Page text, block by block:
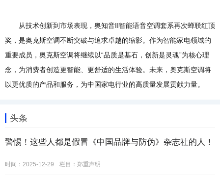
从技术创新到市场表现，奥知音II智能语音空调套系再次蝉联红顶
奖，是奥克斯空调不断突破与追求卓越的缩影。作为智能家电领域的
重要成员，奥克斯空调将继续以“品质是基石，创新是灵魂”为核心理
念，为消费者创造更智能、更舒适的生活体验。未来，奥克斯空调将
以更优质的产品和服务，为中国家电行业的高质量发展贡献力量。
头条
警惕！这些人都是假冒《中国品牌与防伪》杂志社的人！
时间：2025-12-29 栏目： 郑重声明